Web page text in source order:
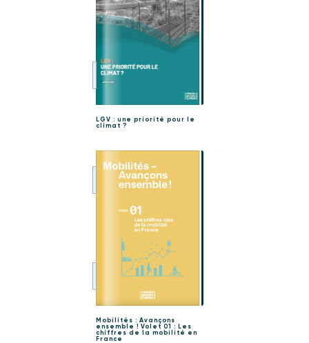
LGV : une priorité pour le
climat ?
Mobilités : Avançons
ensemble ! Volet 01 : Les
chiffres de la mobilité en
France